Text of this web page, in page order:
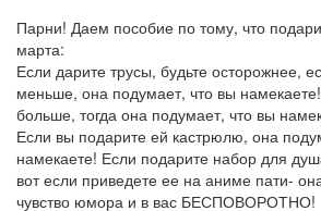
Парни! Даем пособие по тому, что
марта:
Если дарите трусы, будьте осторожнее,
меньше, она подумает, что вы
больше, тогда она подумает, что вы
Если вы подарите ей кастрюлю, она
намекаете! Если подарите набор для
вот если приведете ее на аниме пати-
чувство юмора и в вас БЕСПОВОРОТНО!